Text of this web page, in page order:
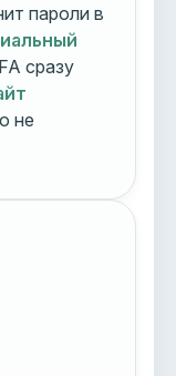
пароли в
сразу
не